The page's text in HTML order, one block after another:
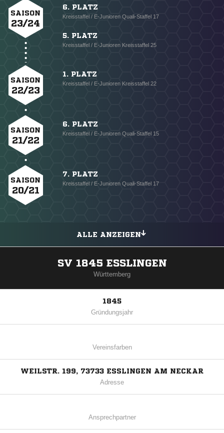
SAISON
23/24
6. PLATZ
Kreisstaffel / E-Junioren Quali-Staffel 17
5. PLATZ
Kreisstaffel / E-Junioren Kreisstaffel 25
SAISON
22/23
1. PLATZ
Kreisstaffel / E-Junioren Kreisstaffel 22
SAISON
21/22
6. PLATZ
Kreisstaffel / E-Junioren Quali-Staffel 15
SAISON
20/21
7. PLATZ
Kreisstaffel / E-Junioren Quali-Staffel 17
ALLE ANZEIGEN
SV 1845 ESSLINGEN
Württemberg
1845
Gründungsjahr
Vereinsfarben
WEILSTR. 199, 73733 ESSLINGEN AM NECKAR
Adresse
Ansprechpartner